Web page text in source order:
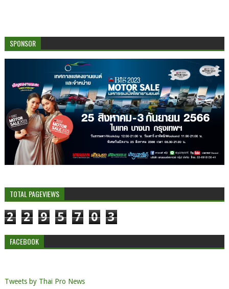
SPONSOR
TOTAL PAGEVIEWS
2 2 9 5 7 0 3
FACEBOOK
Tweets by Thai Pro News